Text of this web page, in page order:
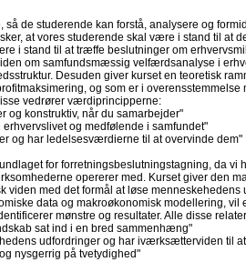
så de studerende kan forstå, analysere og
at vores studerende skal være i stand til at
i stand til at træffe beslutninger om
om samfundsmæssig velfærdsanalyse i
Desuden giver kurset en teoretisk
og som er i overensstemmelse
vedrører værdiprincipperne:
og konstruktiv, når du samarbejder"
og medfølende i samfundet"
og har ledelsesværdierne til at overvinde dem"
for forretningsbeslutningstagning, da vi
opererer med. Kurset giver den
viden med det formål at løse menneskehedens
data og makroøkonomisk modellering, vil
mønstre og resultater. Alle disse
sat ind i en bred sammenhæng"
udfordringer og har iværksætterviden til
nysgerrig på tvetydighed"